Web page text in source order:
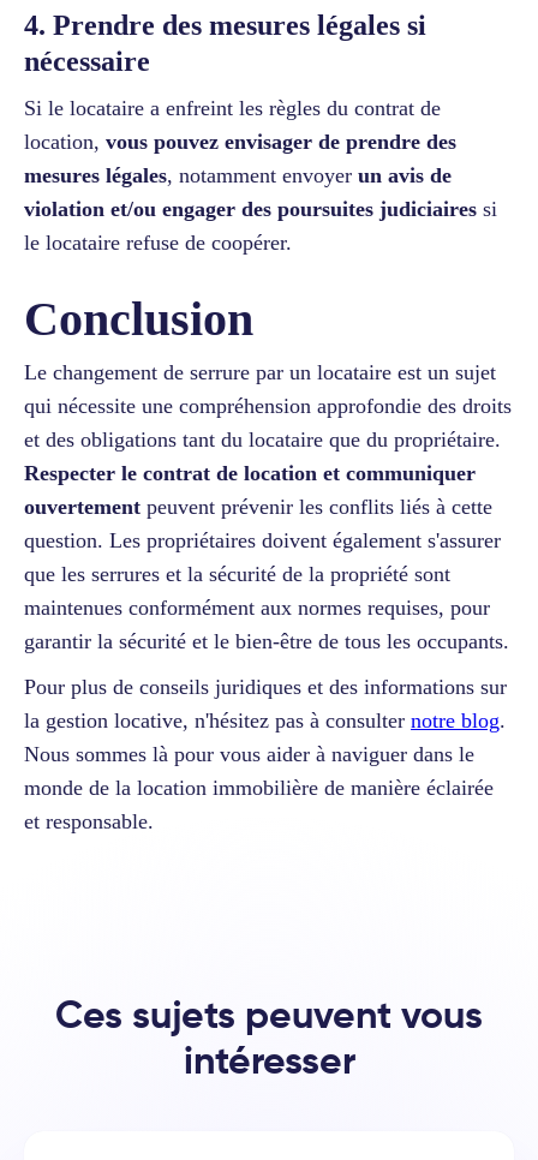
4. Prendre des mesures légales si
nécessaire
Si le locataire a enfreint les règles du contrat de
location, vous pouvez envisager de prendre des
mesures légales, notamment envoyer un avis de
violation et/ou engager des poursuites judiciaires si
le locataire refuse de coopérer.
Conclusion
Le changement de serrure par un locataire est un sujet
qui nécessite une compréhension approfondie des droits
et des obligations tant du locataire que du propriétaire.
Respecter le contrat de location et communiquer
ouvertement peuvent prévenir les conflits liés à cette
question. Les propriétaires doivent également s'assurer
que les serrures et la sécurité de la propriété sont
maintenues conformément aux normes requises, pour
garantir la sécurité et le bien-être de tous les occupants.
Pour plus de conseils juridiques et des informations sur
la gestion locative, n'hésitez pas à consulter notre blog.
Nous sommes là pour vous aider à naviguer dans le
monde de la location immobilière de manière éclairée
et responsable.
Ces sujets peuvent vous
intéresser